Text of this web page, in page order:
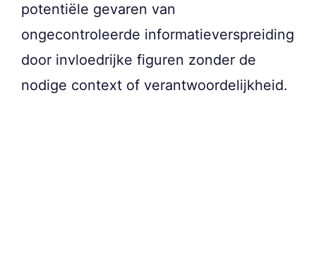
potentiële gevaren van
ongecontroleerde informatieverspreiding
door invloedrijke figuren zonder de
nodige context of verantwoordelijkheid.